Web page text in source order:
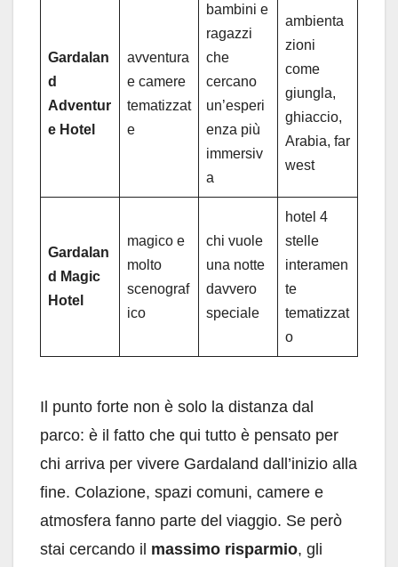
Gardalan
d
Adventur
e Hotel
avventura
e camere
tematizzat
e
bambini e
ragazzi
che
cercano
un’esperi
enza più
immersiv
a
ambienta
zioni
come
giungla,
ghiaccio,
Arabia, far
west
Gardalan
d Magic
Hotel
magico e
molto
scenograf
ico
chi vuole
una notte
davvero
speciale
hotel 4
stelle
interamen
te
tematizzat
o
Il punto forte non è solo la distanza dal
parco: è il fatto che qui tutto è pensato per
chi arriva per vivere Gardaland dall’inizio alla
fine. Colazione, spazi comuni, camere e
atmosfera fanno parte del viaggio. Se però
stai cercando il massimo risparmio, gli